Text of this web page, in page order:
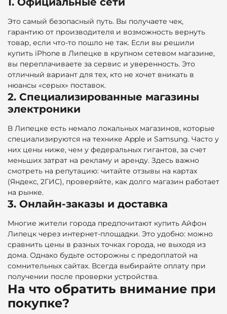
Это самый безопасный путь. Вы получаете чек,
гарантию от производителя и возможность вернуть
товар, если что-то пошло не так. Если вы решили
купить iPhone в Липецке в крупном сетевом магазине,
вы переплачиваете за сервис и уверенность. Это
отличный вариант для тех, кто не хочет вникать в
нюансы «серых» поставок.
2. Специализированные магазины
электроники
В Липецке есть немало локальных магазинов, которые
специализируются на технике Apple и Samsung. Часто у
них цены ниже, чем у федеральных гигантов, за счет
меньших затрат на рекламу и аренду. Здесь важно
смотреть на репутацию: читайте отзывы на картах
(Яндекс, 2ГИС), проверяйте, как долго магазин работает
на рынке.
3. Онлайн-заказы и доставка
Многие жители города предпочитают купить Айфон
Липецк через интернет-площадки. Это удобно: можно
сравнить цены в разных точках города, не выходя из
дома. Однако будьте осторожны с предоплатой на
сомнительных сайтах. Всегда выбирайте оплату при
получении после проверки устройства.
На что обратить внимание при
покупке?